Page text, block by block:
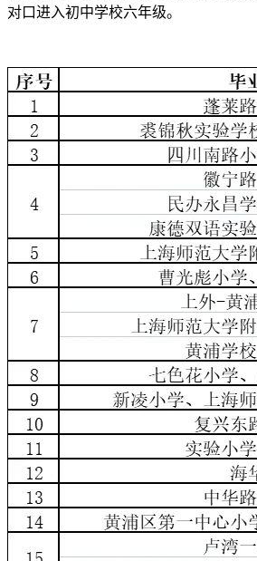
对口进入初中学校六年级。